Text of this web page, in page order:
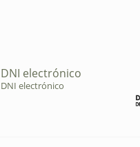
DNI electrónico
DNI electrónico